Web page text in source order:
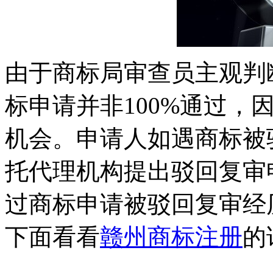
由于商标局审查员主观
标申请并非100%通过，
机会。申请人如遇商标
托代理机构提出驳回复
过商标申请被驳回复审
下面看看赣州商标注册的